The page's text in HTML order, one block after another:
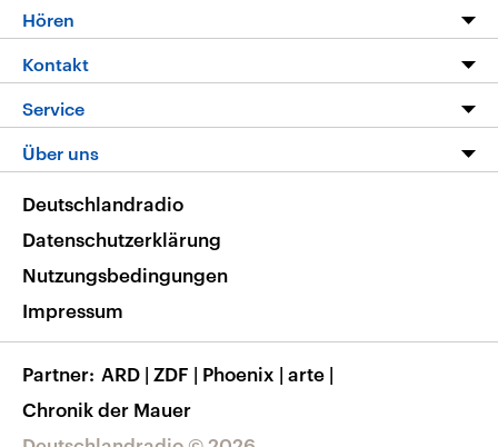
Programm
Die Nachrichten
Nachrichtenleicht
Neue Beiträge auf dlf.de
Hören
Livestream
Podcasts
Deutschlandfunk App
Nachrichten App
Frequenzen
Kontakt
Hörerservice
Service
FAQ
Veranstaltungen
Musikliste
RSS
Über uns
Barrierefreiheit
Deutschlandradio
Datenschutzerklärung
Nutzungsbedingungen
Impressum
Partner ARD | ZDF | Phoenix | arte |
Chronik der Mauer